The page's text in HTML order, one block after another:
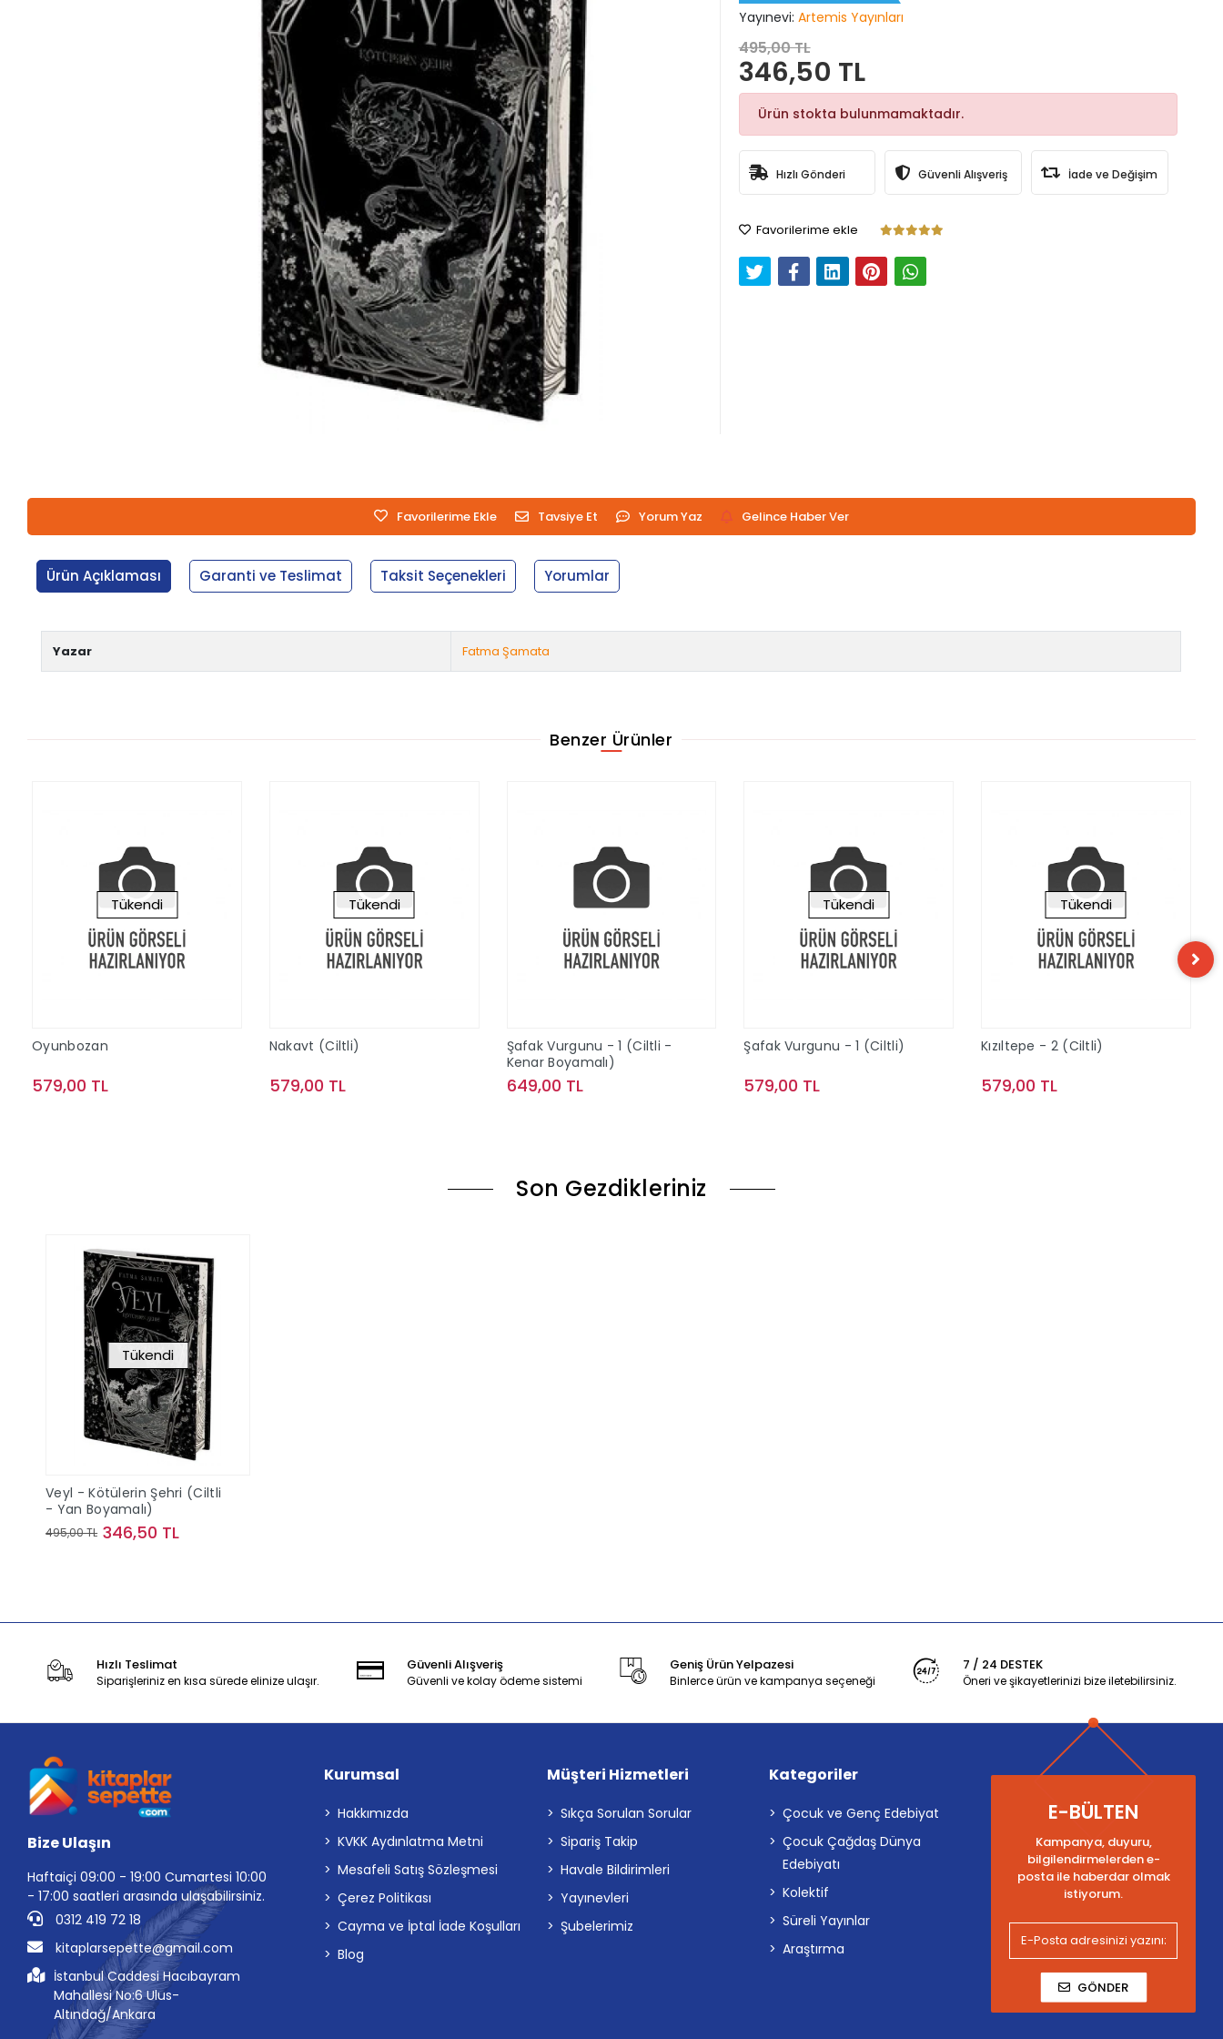
Yayınevi: Artemis Yayınları
495,00 TL
346,50 TL
Ürün stokta bulunmamaktadır.
Hızlı Gönderi Güvenli Alışveriş İade ve Değişim
Favorilerime ekle
Favorilerime Ekle Tavsiye Et Yorum Yaz Gelince Haber Ver
Ürün Açıklaması Garanti ve Teslimat Taksit Seçenekleri Yorumlar
Yazar Fatma Şamata
Benzer Ürünler
Tükendi
Oyunbozan
579,00 TL
Tükendi
Nakavt (Ciltli)
579,00 TL
Şafak Vurgunu - 1 (Ciltli -
Kenar Boyamalı)
649,00 TL
Tükendi
Şafak Vurgunu - 1 (Ciltli)
579,00 TL
Tükendi
Kızıltepe - 2 (Ciltli)
579,00 TL
Son Gezdikleriniz
Tükendi
Veyl - Kötülerin Şehri (Ciltli
- Yan Boyamalı)
495,00 TL 346,50 TL
Hızlı Teslimat
Siparişleriniz en kısa sürede elinize ulaşır.
Güvenli Alışveriş
Güvenli ve kolay ödeme sistemi
Geniş Ürün Yelpazesi
Binlerce ürün ve kampanya seçeneği
7 / 24 DESTEK
Öneri ve şikayetlerinizi bize iletebilirsiniz.
Bize Ulaşın
Haftaiçi 09:00 - 19:00 Cumartesi 10:00
- 17:00 saatleri arasında ulaşabilirsiniz.
0312 419 72 18
kitaplarsepette@gmail.com
İstanbul Caddesi Hacıbayram
Mahallesi No:6 Ulus-
Altındağ/Ankara
Kurumsal
Hakkımızda
KVKK Aydınlatma Metni
Mesafeli Satış Sözleşmesi
Çerez Politikası
Cayma ve İptal İade Koşulları
Blog
Müşteri Hizmetleri
Sıkça Sorulan Sorular
Sipariş Takip
Havale Bildirimleri
Yayınevleri
Şubelerimiz
Kategoriler
Çocuk ve Genç Edebiyat
Çocuk Çağdaş Dünya
Edebiyatı
Kolektif
Süreli Yayınlar
Araştırma
E-BÜLTEN
Kampanya, duyuru,
bilgilendirmelerden e-
posta ile haberdar olmak
istiyorum.
GÖNDER